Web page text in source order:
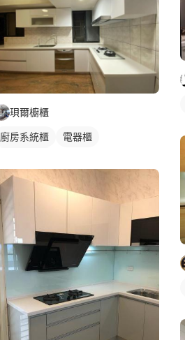
珼爾櫥櫃
廚房系統櫃
電器櫃